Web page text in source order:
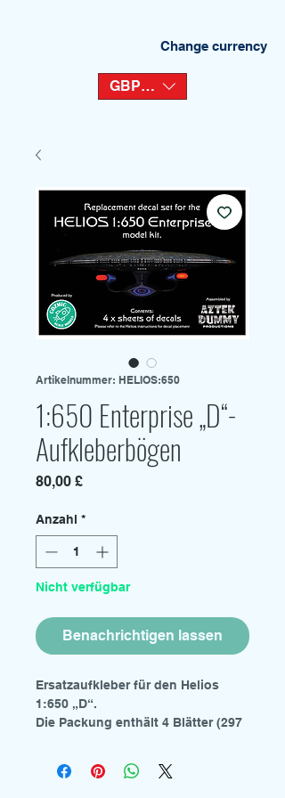
Change currency
GBP (£)
Artikelnummer: HELIOS:650
1:650 Enterprise „D“-
Aufkleberbögen
80,00 £Preis
Anzahl *
Nicht verfügbar
Benachrichtigen lassen
Ersatzaufkleber für den Helios
1:650 „D“.
Die Packung enthält 4 Blätter (297
transparenter Aufkleberfolie